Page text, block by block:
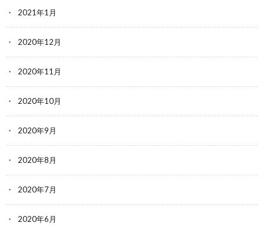
2021年1月
2020年12月
2020年11月
2020年10月
2020年9月
2020年8月
2020年7月
2020年6月